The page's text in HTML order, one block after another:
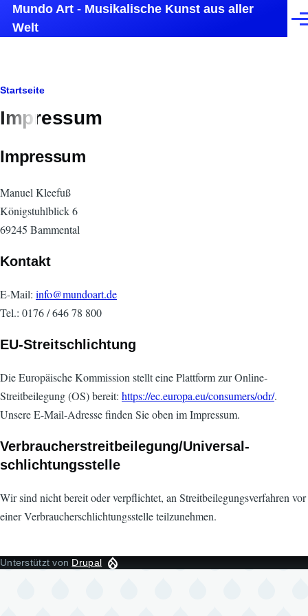
Direkt zum Inhalt
Mundo Art - Musikalische Kunst aus aller
Welt
Pfadnavigation
Startseite
Impressum
Impressum
Manuel Kleefuß
Königstuhlblick 6
69245 Bammental
Kontakt
E-Mail: info@mundoart.de
Tel.: 0176 / 646 78 800
EU-Streitschlichtung
Die Europäische Kommission stellt eine Plattform zur Online-
Streitbeilegung (OS) bereit: https://ec.europa.eu/consumers/odr/.
Unsere E-Mail-Adresse finden Sie oben im Impressum.
Verbraucher­streit­beilegung/Universal­
schlichtungs­stelle
Wir sind nicht bereit oder verpflichtet, an Streitbeilegungsverfahren vor
einer Verbraucherschlichtungsstelle teilzunehmen.
Unterstützt von Drupal